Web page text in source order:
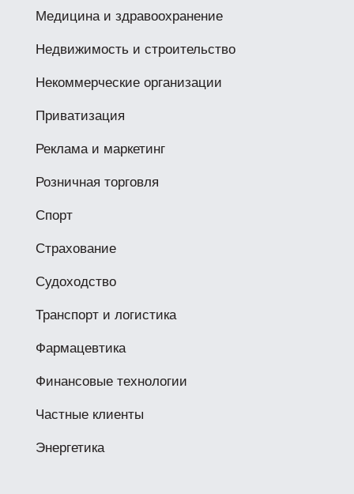
Медицина и здравоохранение
Недвижимость и строительство
Некоммерческие организации
Приватизация
Реклама и маркетинг
Розничная торговля
Спорт
Страхование
Судоходство
Транспорт и логистика
Фармацевтика
Финансовые технологии
Частные клиенты
Энергетика